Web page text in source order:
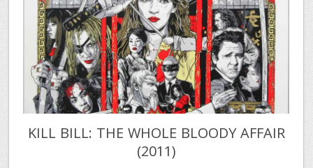
KILL BILL: THE WHOLE BLOODY AFFAIR
(2011)